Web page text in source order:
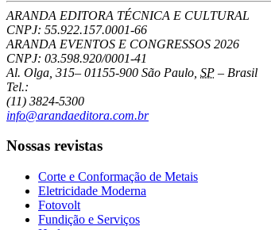
ARANDA EDITORA TÉCNICA E CULTURAL
CNPJ: 55.922.157.0001-66
ARANDA EVENTOS E CONGRESSOS 2026
CNPJ: 03.598.920/0001-41
Al. Olga, 315– 01155-900 São Paulo SP – Brasil
Tel.:
(11) 3824-5300
info@arandaeditora.com.br
Nossas revistas
Corte e Conformação de Metais
Eletricidade Moderna
Fotovolt
Fundição e Serviços